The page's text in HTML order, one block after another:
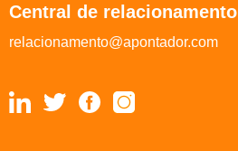
Central de relacionamento
relacionamento@apontador.com